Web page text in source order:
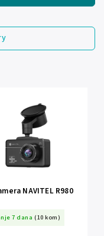
NAVITEL R980
7 dana (10 kom)